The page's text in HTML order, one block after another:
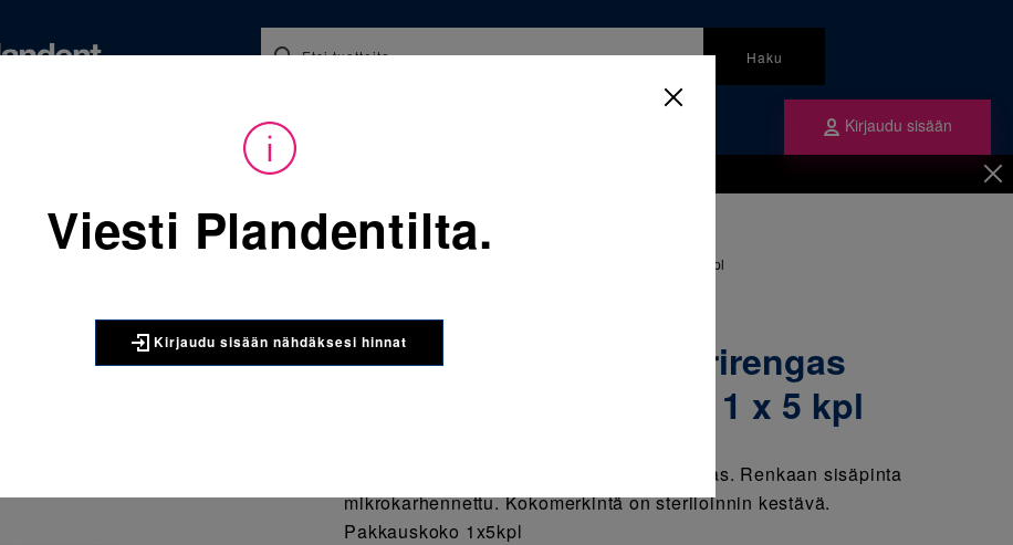
Haku
Ajankohtaista Kirjaudu sisään
Kirjaudu sisään nähdäksesi hinnat. Tarvitsetko tunnukset verkkokauppaan? Tilaa ne
Sijainti:Tarvikkeet / Oikominen
902-175 Kapea molaarirengas yläleuka vasen Lt 37+ 1 x 5 kpl
3M UNITEK
902-175 Kapea molaarirengas
yläleuka vasen Lt 37+ 1 x 5 kpl
Anatomisesti muotoiltu kapea molaarirengas. Renkaan sisäpinta
mikrokarhennettu. Kokomerkintä on steriloinnin kestävä.
Pakkauskoko 1x5kpl
Viesti Plandentilta.
Kirjaudu sisään nähdäksesi hinnat